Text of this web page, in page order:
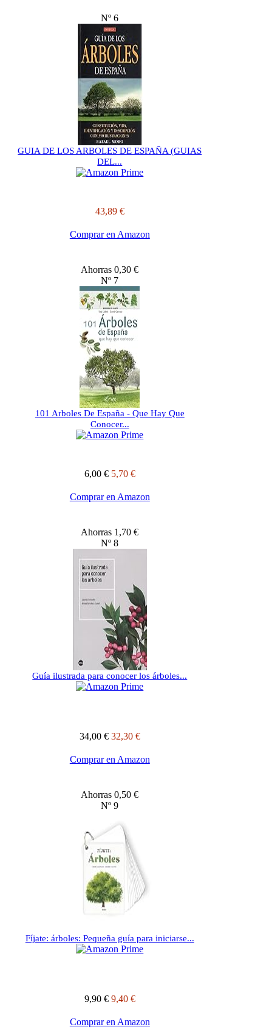
Nº 6
GUIA DE LOS ARBOLES DE ESPAÑA (GUIAS
DEL...
43,89 €
Comprar en Amazon
Ahorras 0,30 €
Nº 7
101 Arboles De España - Que Hay Que
Conocer...
6,00 € 5,70 €
Comprar en Amazon
Ahorras 1,70 €
Nº 8
Guía ilustrada para conocer los árboles...
34,00 € 32,30 €
Comprar en Amazon
Ahorras 0,50 €
Nº 9
Fíjate: árboles: Pequeña guía para iniciarse...
9,90 € 9,40 €
Comprar en Amazon